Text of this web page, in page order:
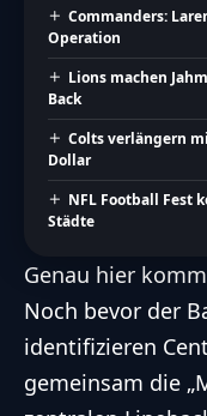
Commanders:
Operation
Lions machen
Back
Colts verlängern
Dollar
NFL Football Fest
Städte
Genau hier
Noch bevor der
identifizieren
gemeinsam die